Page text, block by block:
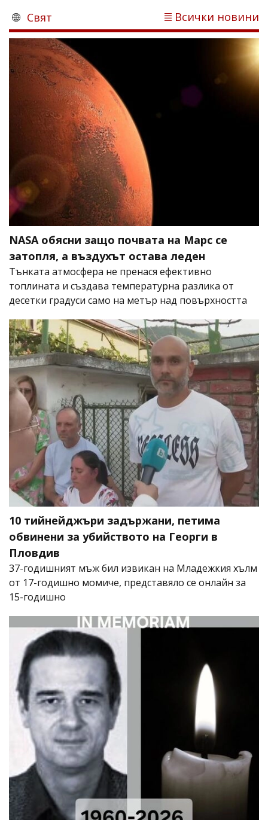
Свят Всички новини
NASA обясни защо почвата на Марс се
затопля, а въздухът остава леден
Тънката атмосфера не пренася ефективно
топлината и създава температурна разлика от
десетки градуси само на метър над повърхността
10 тийнейджъри задържани, петима
обвинени за убийството на Георги в
Пловдив
37-годишният мъж бил извикан на Младежкия хълм
от 17-годишно момиче, представяло се онлайн за
15-годишно